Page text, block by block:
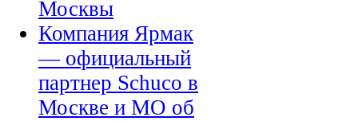
Москвы
Компания Ярмак
— официальный
партнер Schuco в
Москве и МО об